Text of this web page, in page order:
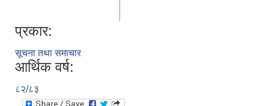
प्रकार:
सूचना तथा समाचार
आर्थिक वर्ष:
८२/८३